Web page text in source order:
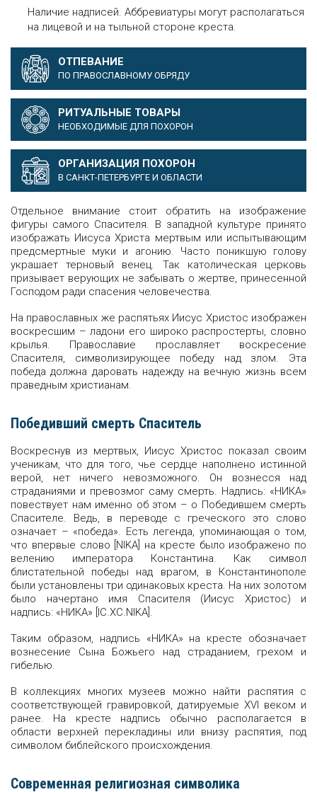
Наличие надписей. Аббревиатуры могут располагаться
на лицевой и на тыльной стороне креста.
ОТПЕВАНИЕ
ПО ПРАВОСЛАВНОМУ ОБРЯДУ
РИТУАЛЬНЫЕ ТОВАРЫ
НЕОБХОДИМЫЕ ДЛЯ ПОХОРОН
ОРГАНИЗАЦИЯ ПОХОРОН
В САНКТ-ПЕТЕРБУРГЕ И ОБЛАСТИ
Отдельное внимание стоит обратить на изображение
фигуры самого Спасителя. В западной культуре принято
изображать Иисуса Христа мертвым или испытывающим
предсмертные муки и агонию. Часто поникшую голову
украшает терновый венец. Так католическая церковь
призывает верующих не забывать о жертве, принесенной
Господом ради спасения человечества.
На православных же распятьях Иисус Христос изображен
воскресшим – ладони его широко распростерты, словно
крылья. Православие прославляет воскресение
Спасителя, символизирующее победу над злом. Эта
победа должна даровать надежду на вечную жизнь всем
праведным христианам.
Победивший смерть Спаситель
Воскреснув из мертвых, Иисус Христос показал своим
ученикам, что для того, чье сердце наполнено истинной
верой, нет ничего невозможного. Он вознесся над
страданиями и превозмог саму смерть. Надпись: «НИКА»
повествует нам именно об этом – о Победившем смерть
Спасителе. Ведь, в переводе с греческого это слово
означает – «победа». Есть легенда, упоминающая о том,
что впервые слово [NIKA] на кресте было изображено по
велению императора Константина. Как символ
блистательной победы над врагом, в Константинополе
были установлены три одинаковых креста. На них золотом
было начертано имя Спасителя (Иисус Христос) и
надпись: «НИКА» [IC.XС.NIKA].
Таким образом, надпись «НИКА» на кресте обозначает
вознесение Сына Божьего над страданием, грехом и
гибелью.
В коллекциях многих музеев можно найти распятия с
соответствующей гравировкой, датируемые XVI веком и
ранее. На кресте надпись обычно располагается в
области верхней перекладины или внизу распятия, под
символом библейского происхождения.
Современная религиозная символика